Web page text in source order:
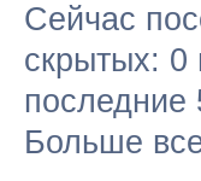
Сейчас
скрытых: 0
последние
Больше